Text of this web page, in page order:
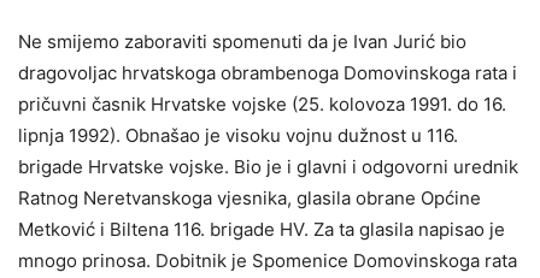
Ne smijemo zaboraviti spomenuti da je Ivan Jurić bio
dragovoljac hrvatskoga obrambenoga Domovinskoga rata i
pričuvni časnik Hrvatske vojske (25. kolovoza 1991. do 16.
lipnja 1992). Obnašao je visoku vojnu dužnost u 116.
brigade Hrvatske vojske. Bio je i glavni i odgovorni urednik
Ratnog Neretvanskoga vjesnika, glasila obrane Općine
Metković i Biltena 116. brigade HV. Za ta glasila napisao je
mnogo prinosa. Dobitnik je Spomenice Domovinskoga rata